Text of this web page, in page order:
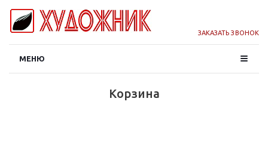
ЗАКАЗАТЬ ЗВОНОК
МЕНЮ
Корзина